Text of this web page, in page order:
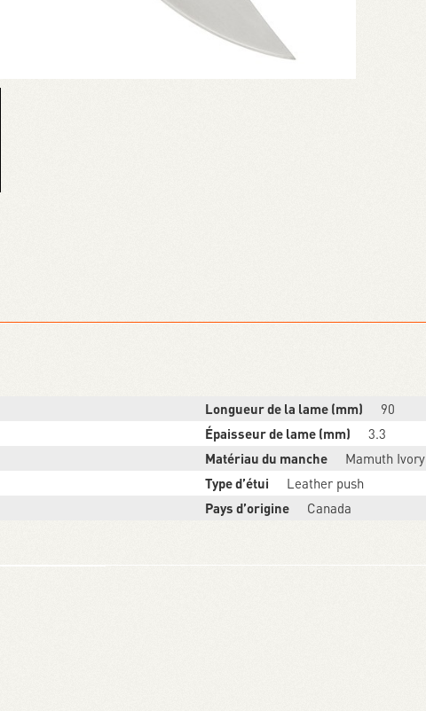
Longueur de la lame (mm)
90
Épaisseur de lame (mm)
3.3
Matériau du manche
Mamuth Ivory
Type d’étui
Leather push
Pays d’origine Canada